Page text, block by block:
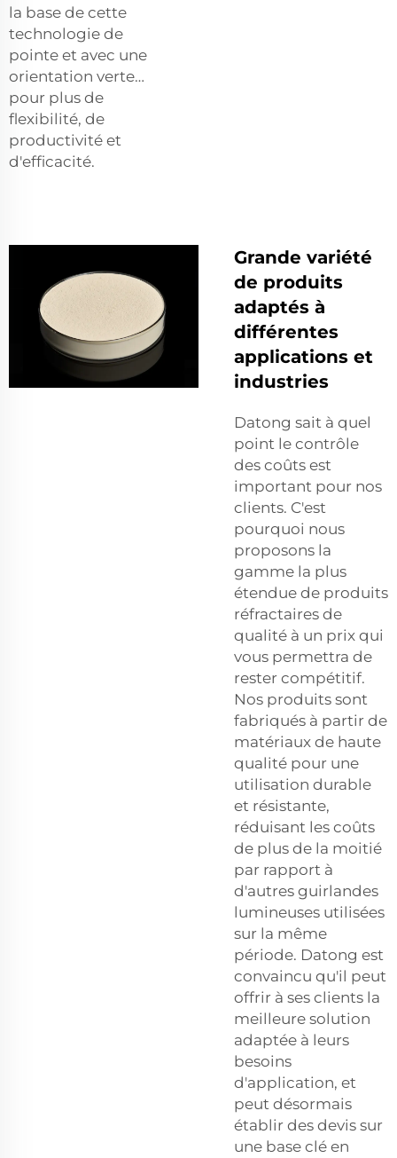
la base de cette
technologie de
pointe et avec une
orientation verte…
pour plus de
flexibilité, de
productivité et
d'efficacité.
Grande variété
de produits
adaptés à
différentes
applications et
industries
Datong sait à quel
point le contrôle
des coûts est
important pour nos
clients. C'est
pourquoi nous
proposons la
gamme la plus
étendue de produits
réfractaires de
qualité à un prix qui
vous permettra de
rester compétitif.
Nos produits sont
fabriqués à partir de
matériaux de haute
qualité pour une
utilisation durable
et résistante,
réduisant les coûts
de plus de la moitié
par rapport à
d'autres guirlandes
lumineuses utilisées
sur la même
période. Datong est
convaincu qu'il peut
offrir à ses clients la
meilleure solution
adaptée à leurs
besoins
d'application, et
peut désormais
établir des devis sur
une base clé en